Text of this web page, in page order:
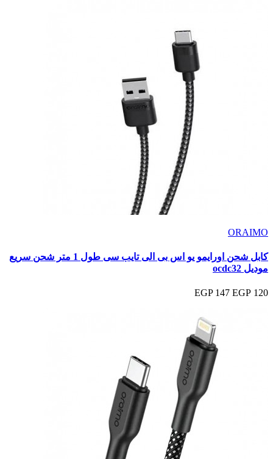
ORAIMO
كابل شحن اورايمو يو اس بى الى تايب سى طول 1 متر شحن سريع
موديل ocdc32
120 EGP
147 EGP